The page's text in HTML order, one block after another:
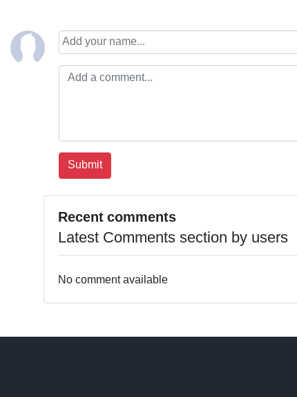
Recent comments
Latest Comments section by users
No comment available